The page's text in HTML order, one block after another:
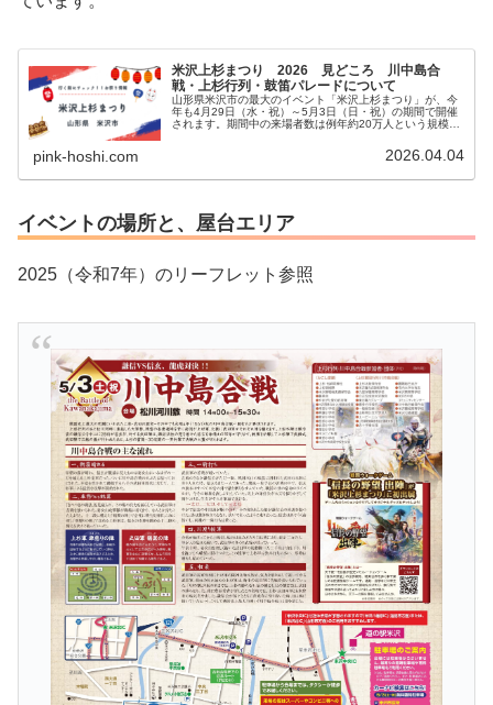
米沢上杉まつり 2026 見どころ 川中島合
戦・上杉行列・鼓笛パレードについて
山形県米沢市の最大のイベント「米沢上杉まつり」が、今
年も4月29日（水・祝）～5月3日（日・祝）の期間で開催
されます。期間中の来場者数は例年約20万人という規模
pink-hoshi.com 2026.04.04
イベントの場所と、屋台エリア
2025（令和7年）のリーフレット参照